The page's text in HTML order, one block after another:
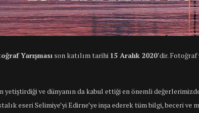
Yarışması son katılım tarihi 15 Aralık 2020’dir. Fotoğraf
yetiştirdiği ve dünyanın da kabul ettiği en önemli
eseri Selimiye’yi Edirne’ye inşa ederek tüm bilgi, beceri ve